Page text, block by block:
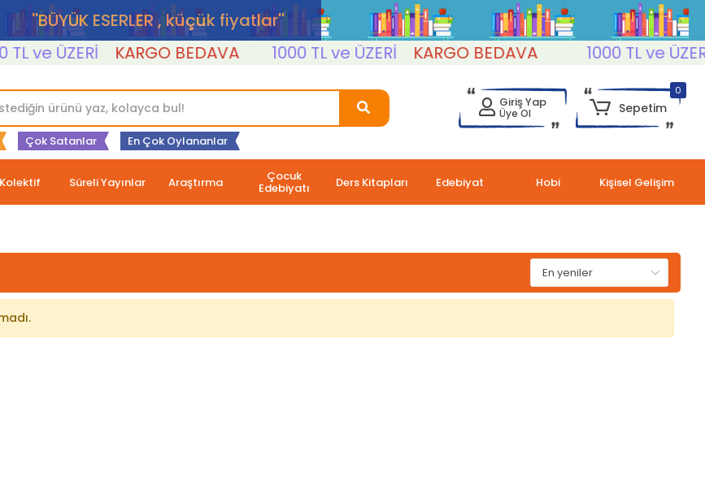
''BÜYÜK ESERLER , küçük fiyatlar''
ve ÜZERİ KARGO BEDAVA 1000 TL ve ÜZERİ KARGO BEDAVA 1000 TL ve ÜZERİ
Çok Satanlar En Çok Oylananlar
Giriş Yap
Üye Ol
0
Sepetim
Kolektif Süreli Yayınlar Araştırma Çocuk
Edebiyatı Ders Kitapları Edebiyat Hobi Kişisel Gelişim